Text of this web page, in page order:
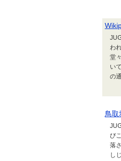
わ
堂
い
の
鳥取
び
落
し